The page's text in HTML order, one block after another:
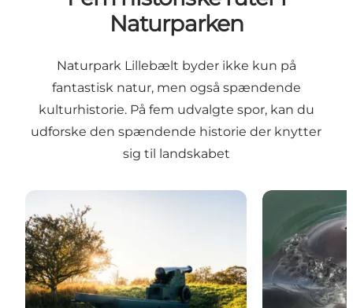
Naturparken
Naturpark Lillebælt byder ikke kun på
fantastisk natur, men også spændende
kulturhistorie. På fem udvalgte spor, kan du
udforske den spændende historie der knytter
sig til landskabet